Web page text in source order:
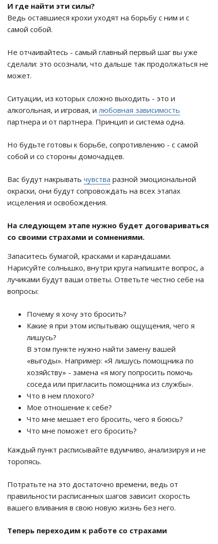
И где найти эти силы?
Ведь оставшиеся крохи уходят на борьбу с ним и с
самой собой.
Не отчаивайтесь - самый главный первый шаг вы уже
сделали: это осознали, что дальше так продолжаться не
может.
Ситуации, из которых сложно выходить - это и
алкогольная, и игровая, илюбовная зависимость
партнера и от партнера. Принцип и система одна.
Но будьте готовы к борьбе, сопротивлению - с самой
собой и со стороны домочадцев.
Вас будут накрывать чувства разной эмоциональной
окраски, они будут сопровождать на всех этапах
исцеления и освобождения.
На следующем этапе нужно будет договариваться
со своими страхами и сомнениями.
Запаситесь бумагой, красками и карандашами.
Нарисуйте солнышко, внутри круга напишите вопрос, а
лучиками будут ваши ответы. Ответьте честно себе на
вопросы:
Почему я хочу это бросить?
Какие я при этом испытываю ощущения, чего я
лишусь?
В этом пункте нужно найти замену вашей
«выгоды». Например: «Я лишусь помощника по
хозяйству» - замена «я могу попросить помочь
соседа или пригласить помощника из службы».
Что в нем плохого?
Мое отношение к себе?
Что мне мешает его бросить, чего я боюсь?
Что мне поможет его бросить?
Каждый пункт расписывайте вдумчиво, анализируя и не
торопясь.
Потратьте на это достаточно времени, ведь от
правильности расписанных шагов зависит скорость
вашего вливания в свою новую жизнь без него.
Теперь переходим к работе со страхами